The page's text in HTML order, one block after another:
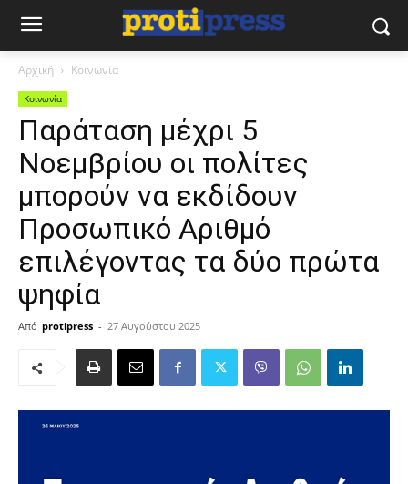
Αρχική Κοινωνία
Κοινωνία
Παράταση μέχρι 5
Νοεμβρίου οι πολίτες
μπορούν να εκδίδουν
Προσωπικό Αριθμό
επιλέγοντας τα δύο πρώτα
ψηφία
Από protipress - 27 Αυγούστου 2025